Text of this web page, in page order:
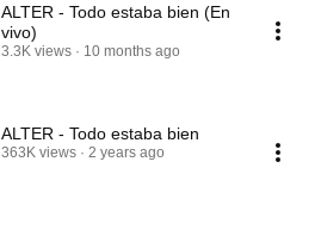
ALTER - Todo estaba bien (En
vivo)
3.3K views 10 months ago
ALTER - Todo estaba bien
363K views 2 years ago